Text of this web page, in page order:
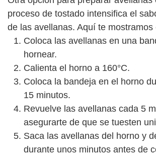
proceso de tostado intensifica el
de las avellanas. Aquí te mostramos
Coloca las avellanas en una
hornear.
Calienta el horno a 160°C.
Coloca la bandeja en el horno
15 minutos.
Revuelve las avellanas cada 5
asegurarte de que se tuesten
Saca las avellanas del horno y
durante unos minutos antes de